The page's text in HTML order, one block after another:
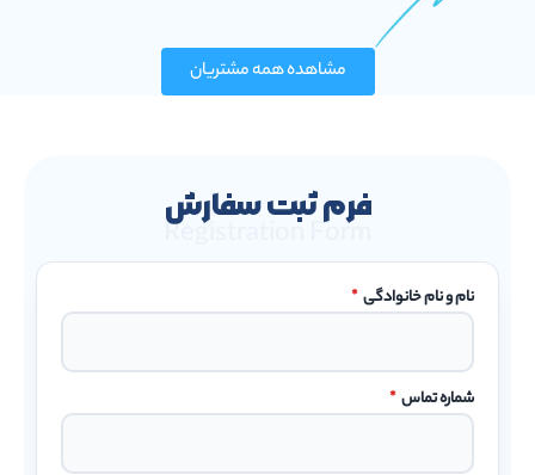
مشاهده همه مشتریان
فرم ثبت سفارش
Registration Form
نام و نام خانوادگی *
شماره تماس *